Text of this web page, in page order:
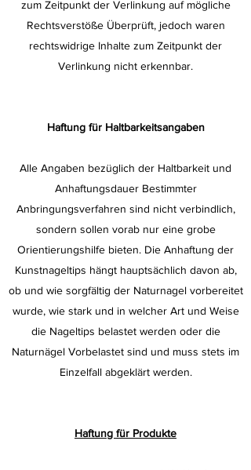
zum Zeitpunkt der Verlinkung auf mögliche
Rechtsverstöße Überprüft, jedoch waren
rechtswidrige Inhalte zum Zeitpunkt der
Verlinkung nicht erkennbar.
Haftung für Haltbarkeitsangaben
Alle Angaben bezüglich der Haltbarkeit und
Anhaftungsdauer Bestimmter
Anbringungsverfahren sind nicht verbindlich,
sondern sollen vorab nur eine grobe
Orientierungshilfe bieten. Die Anhaftung der
Kunstnageltips hängt hauptsächlich davon ab,
ob und wie sorgfältig der Naturnagel vorbereitet
wurde, wie stark und in welcher Art und Weise
die Nageltips belastet werden oder die
Naturnägel Vorbelastet sind und muss stets im
Einzelfall abgeklärt werden.
Haftung für Produkte